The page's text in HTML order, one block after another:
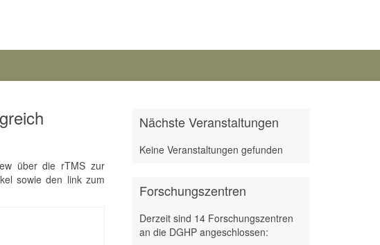
über die rTMS zur
sowie den link zum
Nächste Veranstaltungen
Keine Veranstaltungen gefunden
Forschungszentren
Derzeit sind 14 Forschungszentren
an die DGHP angeschlossen: